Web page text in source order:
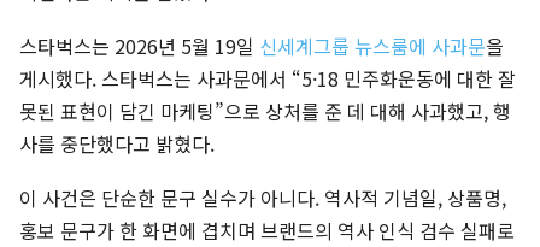
스타벅스는 2026년 5월 19일 신세계그룹 뉴스룸에 사과문을
게시했다. 스타벅스는 사과문에서 “5·18 민주화운동에 대한 잘
못된 표현이 담긴 마케팅”으로 상처를 준 데 대해 사과했고, 행
사를 중단했다고 밝혔다.
이 사건은 단순한 문구 실수가 아니다. 역사적 기념일, 상품명,
홍보 문구가 한 화면에 겹치며 브랜드의 역사 인식 검수 실패로